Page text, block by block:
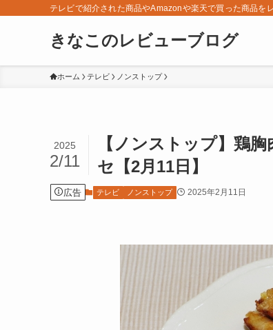
テレビで紹介された商品やAmazonや楽天で買った商品を
きなこのレビューブログ
ホーム テレビ ノンストップ
【ノンストップ】鶏
セ【2月11日】
2025
2/11
広告 テレビ ノンストップ 2025年2月11日